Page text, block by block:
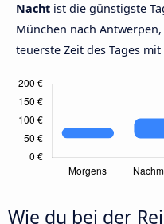
Nacht ist die günstigste
München nach Antwerpen,
teuerste Zeit des Tages
Wie du bei der